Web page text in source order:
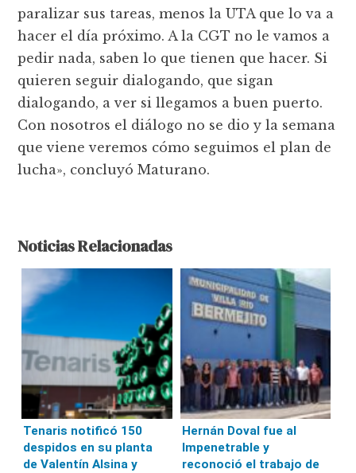
paralizar sus tareas, menos la UTA que lo va a
hacer el día próximo. A la CGT no le vamos a
pedir nada, saben lo que tienen que hacer. Si
quieren seguir dialogando, que sigan
dialogando, a ver si llegamos a buen puerto.
Con nosotros el diálogo no se dio y la semana
que viene veremos cómo seguimos el plan de
lucha», concluyó Maturano.
Noticias Relacionadas
Tenaris notificó 150
despidos en su planta
de Valentín Alsina y
Hernán Doval fue al
Impenetrable y
reconoció el trabajo de